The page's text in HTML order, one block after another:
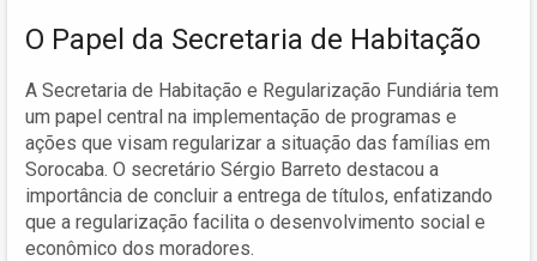
O Papel da Secretaria de Habitação
A Secretaria de Habitação e Regularização Fundiária tem
um papel central na implementação de programas e
ações que visam regularizar a situação das famílias em
Sorocaba. O secretário Sérgio Barreto destacou a
importância de concluir a entrega de títulos, enfatizando
que a regularização facilita o desenvolvimento social e
econômico dos moradores.